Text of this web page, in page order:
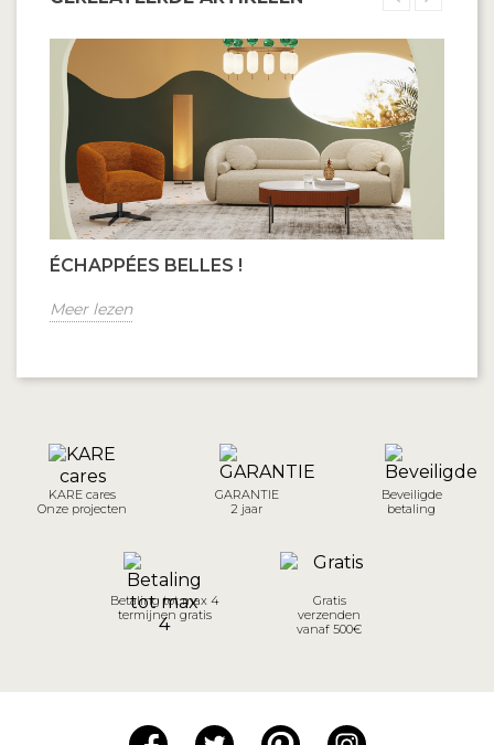
ÉCHAPPÉES BELLES !
Meer lezen
KARE cares
Onze projecten
GARANTIE
2 jaar
Beveiligde
betaling
Betaling tot max 4
termijnen gratis
Gratis
verzenden
vanaf 500€